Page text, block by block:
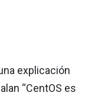
explicación
“CentOS es